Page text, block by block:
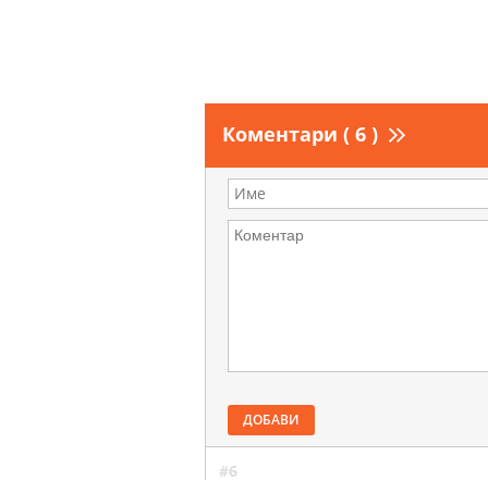
Коментари ( 6 )
ДОБАВИ
#6